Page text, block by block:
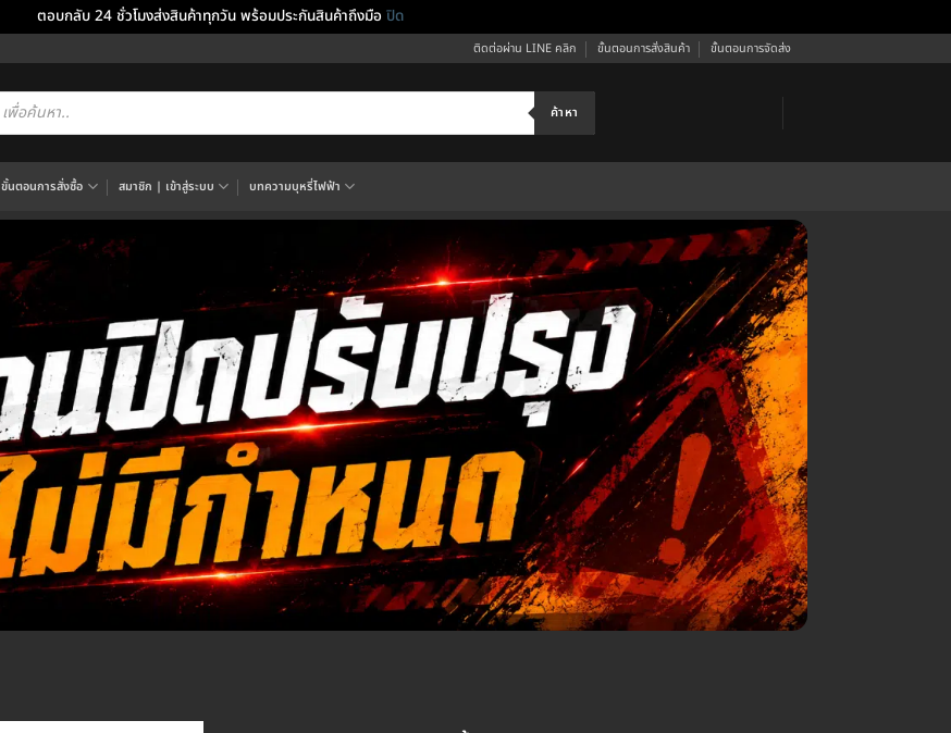
ตอบกลับ 24 ชั่วโมงส่งสินค้าทุกวัน พร้อมประกันสินค้าถึงมือ ปิด
ติดต่อผ่าน LINE คลิก ขั้นตอนการสั่งสินค้า ขั้นตอนการจัดส่ง
ค้าหา
ขั้นตอนการสั่งซื้อ สมาชิก | เข้าสู่ระบบ บทความบุหรี่ไฟฟ้า